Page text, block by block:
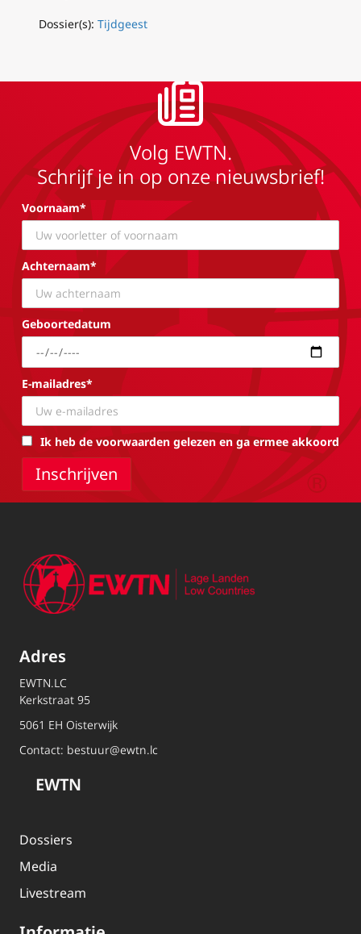
Dossier(s): Tijdgeest
Volg EWTN.
Schrijf je in op onze nieuwsbrief!
Voornaam*
Achternaam*
Geboortedatum
E-mailadres*
Ik heb de voorwaarden gelezen en ga ermee akkoord
Adres
EWTN.LC
Kerkstraat 95
5061 EH Oisterwijk
Contact: bestuur@ewtn.lc
EWTN
Dossiers
Media
Livestream